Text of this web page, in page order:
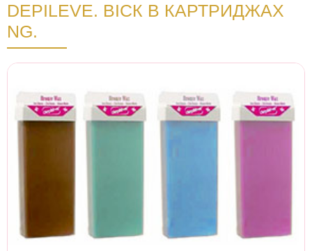
DEPILEVE. ВІСК В КАРТРИДЖАХ
NG.